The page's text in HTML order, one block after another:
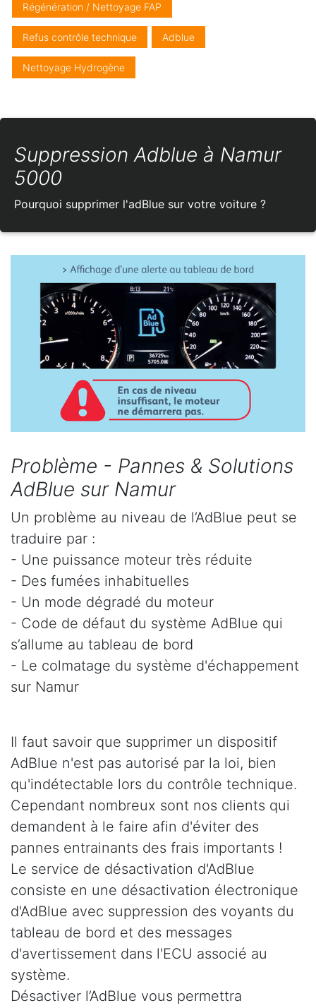
Régénération / Nettoyage FAP
Refus contrôle technique Adblue
Nettoyage Hydrogène
Suppression Adblue à Namur
5000
Pourquoi supprimer l'adBlue sur votre voiture ?
Problème - Pannes & Solutions
AdBlue sur Namur
Un problème au niveau de l’AdBlue peut se
traduire par :
- Une puissance moteur très réduite
- Des fumées inhabituelles
- Un mode dégradé du moteur
- Code de défaut du système AdBlue qui
s’allume au tableau de bord
- Le colmatage du système d'échappement
sur Namur
Il faut savoir que supprimer un dispositif
AdBlue n'est pas autorisé par la loi, bien
qu'indétectable lors du contrôle technique.
Cependant nombreux sont nos clients qui
demandent à le faire afin d'éviter des
pannes entrainants des frais importants !
Le service de désactivation d'AdBlue
consiste en une désactivation électronique
d'AdBlue avec suppression des voyants du
tableau de bord et des messages
d'avertissement dans l'ECU associé au
système.
Désactiver l’AdBlue vous permettra